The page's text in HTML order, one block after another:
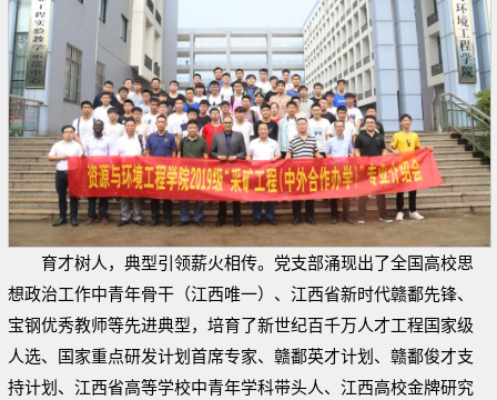
育才树人，典型引领薪火相传。党支部涌现出了全国高校思
想政治工作中青年骨干（江西唯一）、江西省新时代赣鄱先锋、
宝钢优秀教师等先进典型，培育了新世纪百千万人才工程国家级
人选、国家重点研发计划首席专家、赣鄱英才计划、赣鄱俊才支
持计划、江西省高等学校中青年学科带头人、江西高校金牌研究